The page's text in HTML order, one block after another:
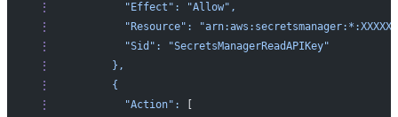
⋮
            "Effect":
"Allow",
⋮
            "Resource":
⋮
            "Sid":
"SecretsManagerReadAPIKey"
⋮
          },
⋮
          {
⋮
            "Action":